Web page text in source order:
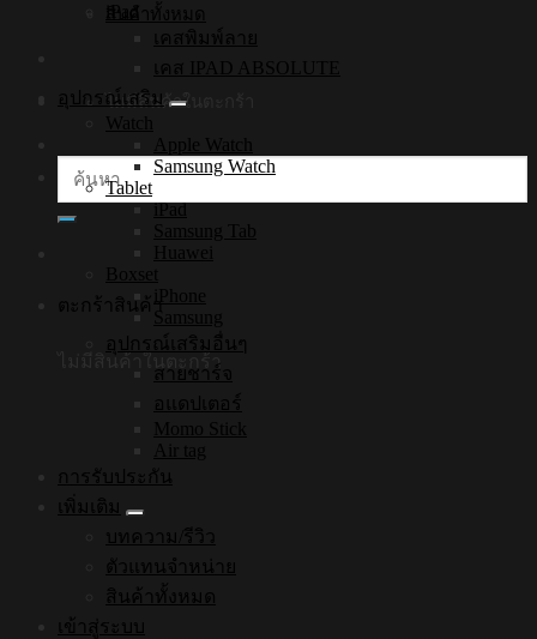
สินค้าทั้งหมด
ไม่มีสินค้าในตะกร้า
ค้นหา:
ตะกร้าสินค้า
ไม่มีสินค้าในตะกร้า
iPad
เคสพิมพ์ลาย
เคส IPAD ABSOLUTE
อุปกรณ์เสริม
Watch
Apple Watch
Samsung Watch
Tablet
iPad
Samsung Tab
Huawei
Boxset
iPhone
Samsung
อุปกรณ์เสริมอื่นๆ
สายชาร์จ
อแดปเตอร์
Momo Stick
Air tag
การรับประกัน
เพิ่มเติม
บทความ/รีวิว
ตัวแทนจำหน่าย
สินค้าทั้งหมด
เข้าสู่ระบบ